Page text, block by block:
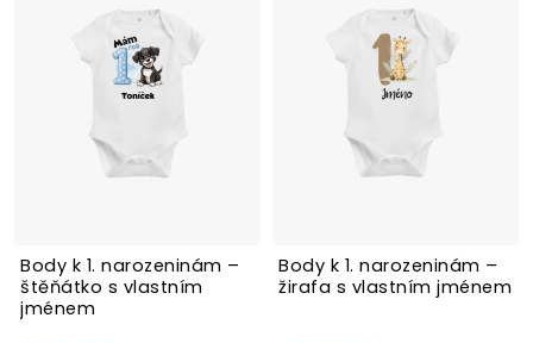
Body k 1. narozeninám –
štěňátko s vlastním
jménem
Body k 1. narozeninám –
žirafa s vlastním jménem